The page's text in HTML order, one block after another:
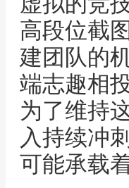
高段位截
建团队的
端志趣相
为了维持
入持续冲
可能承载